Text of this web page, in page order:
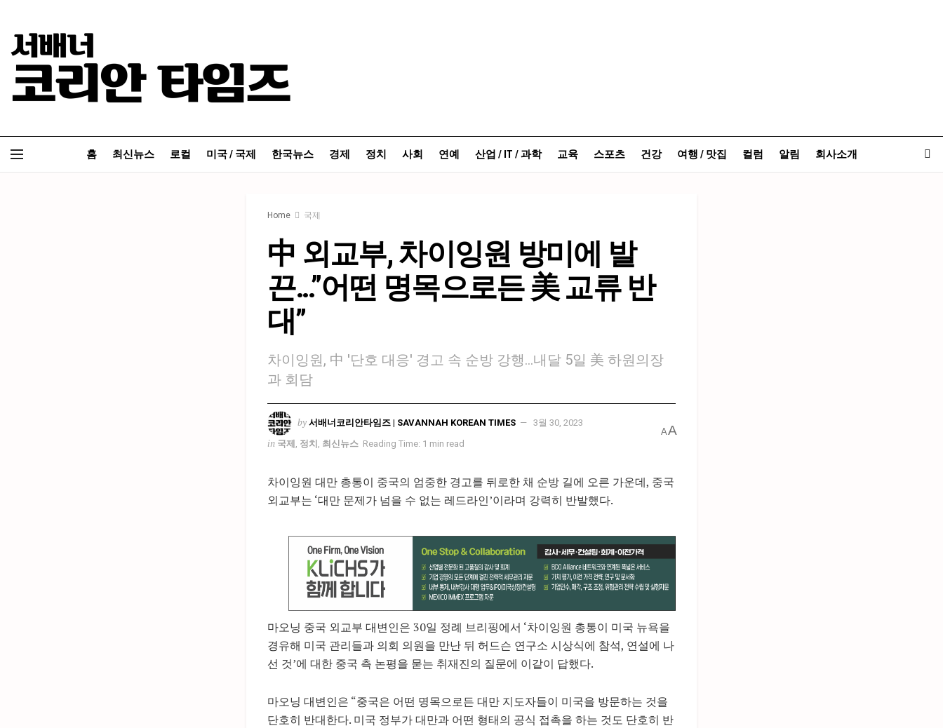
홈 최신뉴스 로컬 미국 / 국제 한국뉴스 경제 정치 사회 연예 산업 / IT / 과학 교육 스포츠 건강 여행 / 맛집 컬럼 알림 회사소개
Home 국제
中 외교부, 차이잉원 방미에 발
끈…”어떤 명목으로든 美 교류 반
대”
차이잉원, 中 '단호 대응' 경고 속 순방 강행…내달 5일 美 하원의장
과 회담
by 서배너코리안타임즈 | SAVANNAH KOREAN TIMES 3월 30, 2023
in 국제 정치 최신뉴스 Reading Time: 1 min read
AA
차이잉원 대만 총통이 중국의 엄중한 경고를 뒤로한 채 순방 길에 오른 가운데, 중국
외교부는 ‘대만 문제가 넘을 수 없는 레드라인’이라며 강력히 반발했다.
마오닝 중국 외교부 대변인은 30일 정례 브리핑에서 ‘차이잉원 총통이 미국 뉴욕을
경유해 미국 관리들과 의회 의원을 만난 뒤 허드슨 연구소 시상식에 참석, 연설에 나
선 것’에 대한 중국 측 논평을 묻는 취재진의 질문에 이같이 답했다.
마오닝 대변인은 “중국은 어떤 명목으로든 대만 지도자들이 미국을 방문하는 것을
단호히 반대한다. 미국 정부가 대만과 어떤 형태의 공식 접촉을 하는 것도 단호히 반